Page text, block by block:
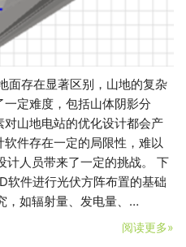
存在显著区别，山地的复杂
定难度，包括山体阴影分
山地电站的优化设计都会产
件存在一定的局限性，难以
计人员带来了一定的挑战。 下
件进行光伏方阵布置的基础
，如辐射量、发电量、…
阅读更多»